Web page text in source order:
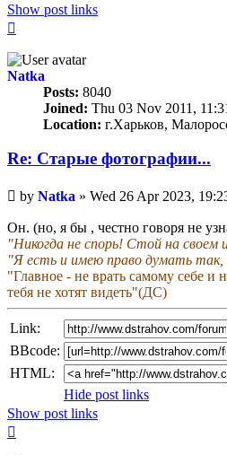
Show post links
Natka
Posts: 8040
Joined: Thu 03 Nov 2011,
Location: г.Харьков,
Re: Старые фотографии...
Unread
post
by Natka » Wed 26 Apr 2023,
Он. (но, я бы , честно говоря не
"Никогда не спорь! Стой на
"Я есть и имею право думать
"Главное - не врать самому себе и
тебя не хотят видеть"(ДС)
Link:
BBcode:
HTML:
Hide post links
Show post links